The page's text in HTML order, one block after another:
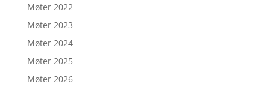
Møter 2022
Møter 2023
Møter 2024
Møter 2025
Møter 2026